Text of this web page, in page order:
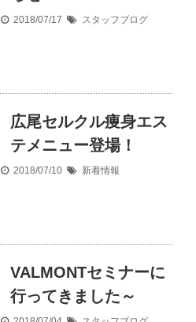
2018/07/17 スタッフブログ
広尾セルクル痩身エス
テメニュー登場！
2018/07/10 新着情報
VALMONTセミナーに
行ってきました～